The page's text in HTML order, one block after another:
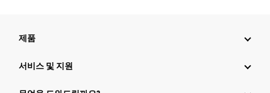
제품
서비스 및 지원